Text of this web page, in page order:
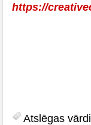
https://
Atslēgas